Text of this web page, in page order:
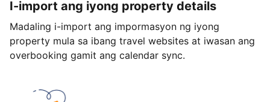
I-import ang iyong property details
Madaling i-import ang impormasyon ng iyong
property mula sa ibang travel websites at iwasan ang
overbooking gamit ang calendar sync.